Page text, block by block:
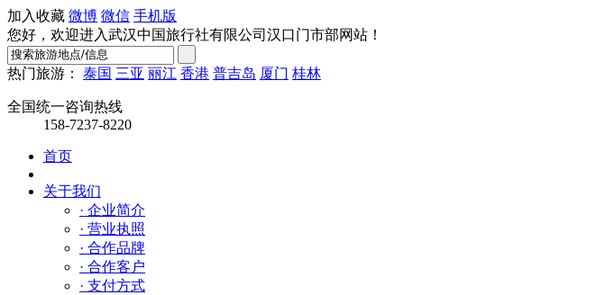
加入收藏 微博 微信 手机版
您好，欢迎进入武汉中国旅行社有限公司汉口门市部网站！
热门旅游： 泰国 三亚 丽江 香港 普吉岛 厦门 桂林
全国统一咨询热线
158-7237-8220
首页
关于我们
· 企业简介
· 营业执照
· 合作品牌
· 合作客户
· 支付方式